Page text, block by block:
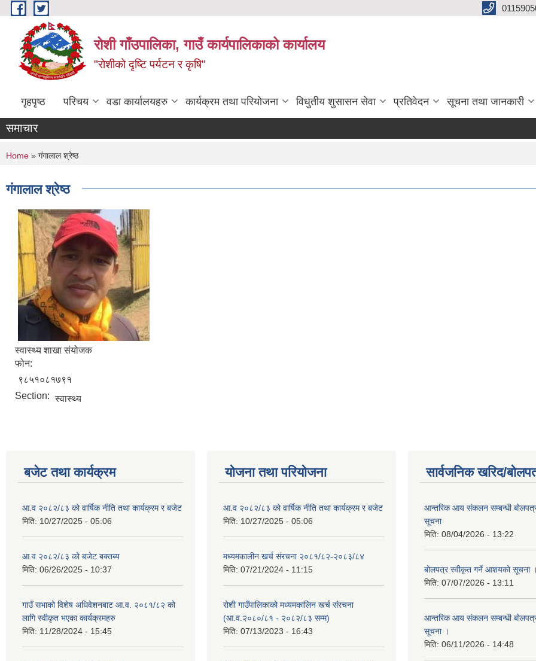
Skip to main content
रोशी गाँउपालिका, गाउँ कार्यपालिकाको कार्यालय
"रोशीको दृष्टि पर्यटन र कृषि"
गृहपृष्ठ परिचय वडा कार्यालयहरु कार्यक्रम तथा परियोजना विधुतीय शुसासन सेवा प्रतिवेदन सूचना तथा जानकारी
समाचार
You are here
Home » गंगालाल श्रेष्ठ
गंगालाल श्रेष्ठ
स्वास्थ्य शाखा संयोजक
फोन:
९८५१०८१७९१
Section: स्वास्थ्य
बजेट तथा कार्यक्रम
आ.व २०८२/८३ को वार्षिक नीति तथा कार्यक्रम र बजेट
मिति: 10/27/2025 - 05:06
आ.व २०८२/८३ को बजेट बक्तब्य
मिति: 06/26/2025 - 10:37
गाउँ सभाको विशेष अधिवेशनबाट आ.व. २०८१/८२ को
लागि स्वीकृत भएका कार्यक्रमहरु
मिति: 11/28/2024 - 15:45
योजना तथा परियोजना
आ.व २०८२/८३ को वार्षिक नीति तथा कार्यक्रम र बजेट
मिति: 10/27/2025 - 05:06
मध्यमकालीन खर्च संरचना २०८१/८२-२०८३/८४
मिति: 07/21/2024 - 11:15
रोशी गाउँपालिकाको मध्यमकालिन खर्च संरचना
(आ.व.२०८०/८१ - २०८२/८३ सम्म)
मिति: 07/13/2023 - 16:43
सार्वजनिक खरिद/
आन्तरिक आय संकलन सम्बन्धी
सूचना
मिति: 08/04/2026 - 13:22
बोलपत्र स्वीकृत गर्ने आशयको सूचना ।
मिति: 07/07/2026 - 13:11
आन्तरिक आय संकलन सम्बन्धी
सूचना ।
मिति: 06/11/2026 - 14:48